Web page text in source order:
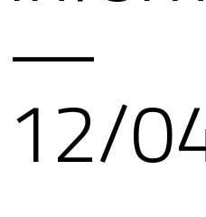
—
12/